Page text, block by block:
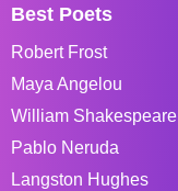
Best Poets
Robert Frost
Maya Angelou
William Shakespeare
Pablo Neruda
Langston Hughes